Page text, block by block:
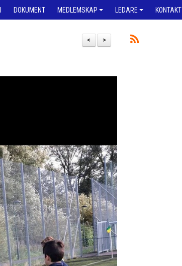
DOKUMENT MEDLEMSKAP LEDARE KONTAKT
>
<